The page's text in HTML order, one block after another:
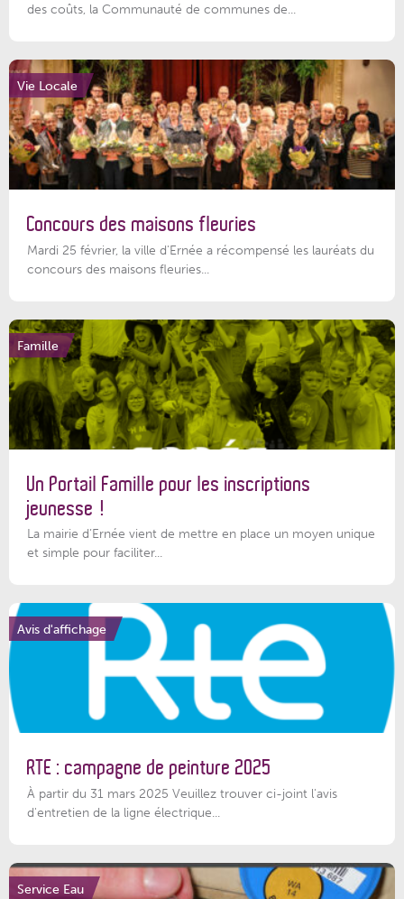
des coûts, la Communauté de communes de...
Vie Locale
Concours des maisons fleuries
Mardi 25 février, la ville d'Ernée a récompensé les lauréats du
concours des maisons fleuries...
Famille
Un Portail Famille pour les inscriptions
jeunesse !
La mairie d’Ernée vient de mettre en place un moyen unique
et simple pour faciliter...
Avis d'affichage
RTE : campagne de peinture 2025
À partir du 31 mars 2025 Veuillez trouver ci-joint l'avis
d'entretien de la ligne électrique...
Service Eau